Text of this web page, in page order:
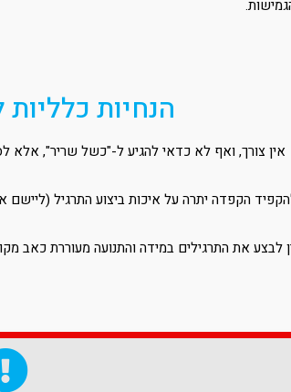
הנחיות
אין צורך, ואף לא כדאי להגיע ל-"כשל שריר", אלא
הקפדה יתרה על איכות ביצוע התרגיל (ליישם
לבצע את התרגילים במידה והתנועה מעוררת כאב